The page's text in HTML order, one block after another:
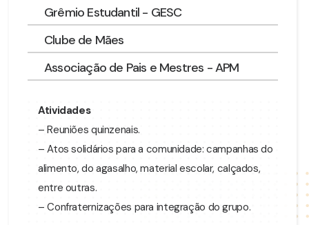
Grêmio Estudantil - GESC
Clube de Mães
Associação de Pais e Mestres - APM
Atividades
– Reuniões quinzenais.
– Atos solidários para a comunidade: campanhas do
alimento, do agasalho, material escolar, calçados,
entre outras.
– Confraternizações para integração do grupo.